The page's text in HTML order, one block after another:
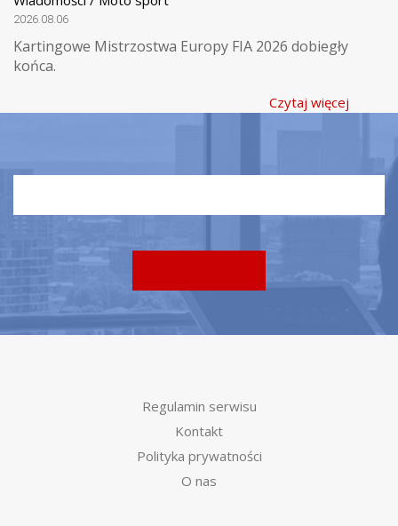
2026.08.06
Kartingowe Mistrzostwa Europy FIA 2026 dobiegły
końca.
Czytaj więcej
Regulamin serwisu
Kontakt
Polityka prywatności
O nas